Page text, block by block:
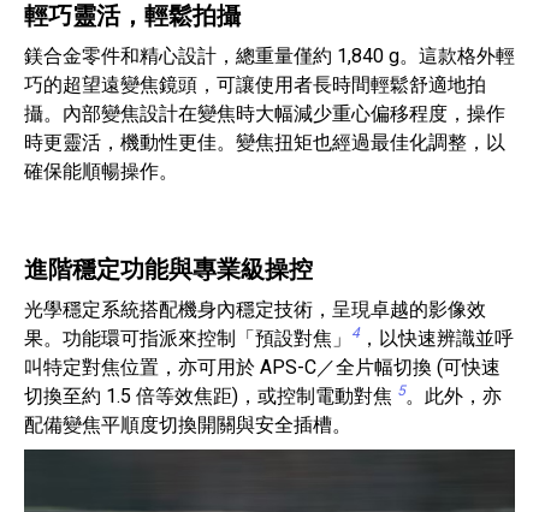
輕巧靈活，輕鬆拍攝
鎂合金零件和精心設計，總重量僅約 1,840 g。這款格外輕
巧的超望遠變焦鏡頭，可讓使用者長時間輕鬆舒適地拍
攝。內部變焦設計在變焦時大幅減少重心偏移程度，操作
時更靈活，機動性更佳。變焦扭矩也經過最佳化調整，以
確保能順暢操作。
進階穩定功能與專業級操控
光學穩定系統搭配機身內穩定技術，呈現卓越的影像效
果。功能環可指派來控制「預設對焦」
4 ，以快速辨識並呼
叫特定對焦位置，亦可用於 APS-C／全片幅切換 (可快速
切換至約 1.5 倍等效焦距)，或控制電動對焦 5。此外，亦
配備變焦平順度切換開關與安全插槽。